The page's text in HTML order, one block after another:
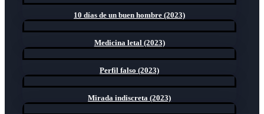
10 días de un buen hombre (2023)
Medicina letal (2023)
Perfil falso (2023)
Mirada indiscreta (2023)